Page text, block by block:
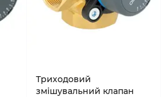
Триходовий
змішувальний клапан